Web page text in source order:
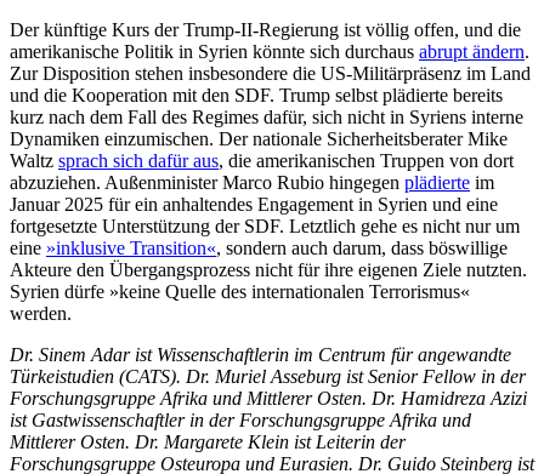
Der künftige Kurs der Trump-II-Regie­rung ist völlig offen, und die
amerika­ni­sche Poli­tik in Syrien könnte sich durch­aus abrupt ändern.
Zur Disposition stehen ins­beson­dere die US-Militärpräsenz im Land
und die Kooperation mit den SDF. Trump selbst plädierte bereits
kurz nach dem Fall des Regimes dafür, sich nicht in Syriens interne
Dynamiken einzumischen. Der nationale Sicherheitsberater Mike
Waltz sprach sich dafür aus, die ame­rika­nischen Truppen von dort
abzuziehen. Außenmi­nister Marco Rubio hingegen plä­dierte im
Januar 2025 für ein anhaltendes Engagement in Syrien und eine
fortgesetzte Unter­stützung der SDF. Letztlich gehe es nicht nur um
eine »inklusive Transition«, son­dern auch da­rum, dass böswillige
Akteure den Übergangsprozess nicht für ihre eige­nen Ziele nutzten.
Syrien dürfe »keine Quelle des internationalen Terrorismus«
werden.
Dr. Sinem Adar ist Wissenschaftlerin im Centrum für angewandte
Türkeistudien (CATS). Dr. Muriel Asseburg ist Senior Fellow in der
Forschungsgruppe Afrika und Mittlerer Osten. Dr. Hamidreza Azizi
ist Gastwissenschaftler in der Forschungsgruppe Afrika und
Mittlerer Osten. Dr. Margarete Klein ist Leiterin der
Forschungsgruppe Osteuropa und Eurasien. Dr. Guido Steinberg ist